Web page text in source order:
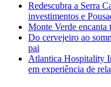
Redescubra a Serra
investimentos e
Monte Verde encanta
Do cervejeiro ao
pai
Atlantica Hospitality
em experiência de